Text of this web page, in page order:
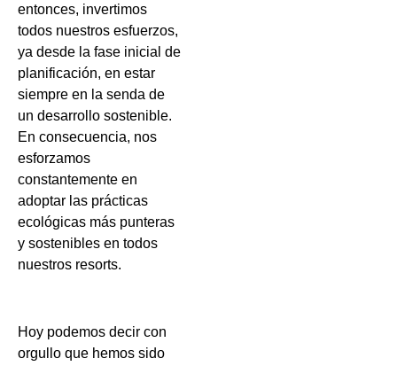
entonces, invertimos
todos nuestros esfuerzos,
ya desde la fase inicial de
planificación, en estar
siempre en la senda de
un desarrollo sostenible.
En consecuencia, nos
esforzamos
constantemente en
adoptar las prácticas
ecológicas más punteras
y sostenibles en todos
nuestros resorts.
Hoy podemos decir con
orgullo que hemos sido